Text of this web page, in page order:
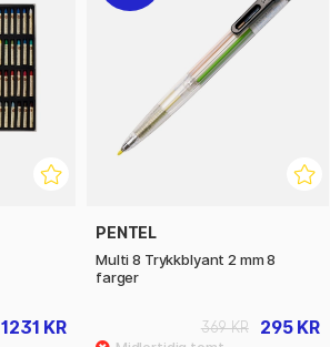
1231 KR
PENTEL
Multi 8 Trykkblyant 2 mm 8
farger
295 KR
369 KR